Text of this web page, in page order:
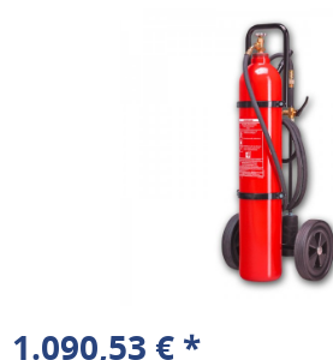
1.090,53 € *